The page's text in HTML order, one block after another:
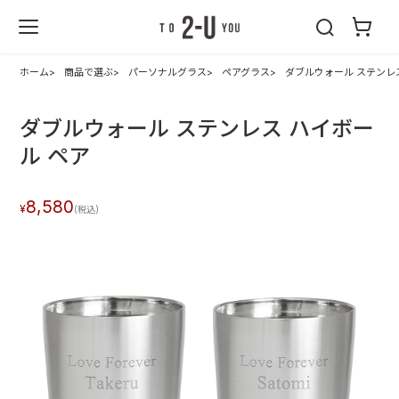
ホーム 商品で選ぶ パーソナルグラス ペアグラス ダブルウォール ステン
ダブルウォール ステンレス ハイボー
ル ペア
8,580